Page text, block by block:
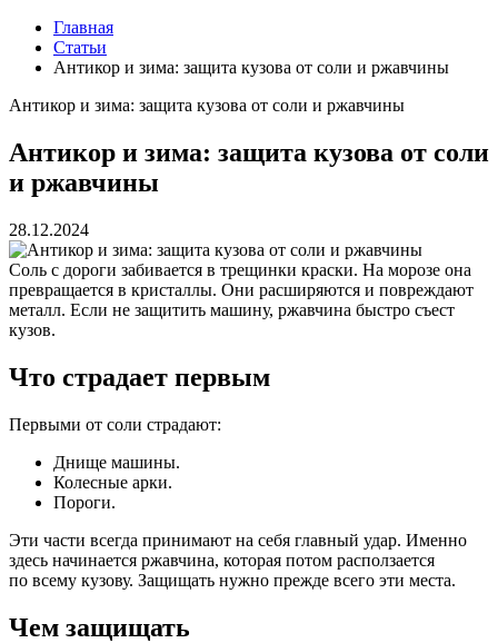
Главная
Статьи
Антикор и зима: защита кузова от соли и ржавчины
Антикор и зима: защита кузова от соли и ржавчины
Антикор и зима: защита кузова от соли
и ржавчины
28.12.2024
Соль с дороги забивается в трещинки краски. На морозе она
превращается в кристаллы. Они расширяются и повреждают
металл. Если не защитить машину, ржавчина быстро съест
кузов.
Что страдает первым
Первыми от соли страдают:
Днище машины.
Колесные арки.
Пороги.
Эти части всегда принимают на себя главный удар. Именно
здесь начинается ржавчина, которая потом расползается
по всему кузову. Защищать нужно прежде всего эти места.
Чем защищать